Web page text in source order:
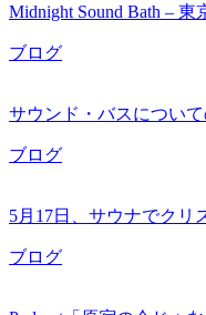
Midnight Sound Bath – 東
ブログ
サウンド・バスについ
ブログ
5月17日、サウナでクリ
ブログ